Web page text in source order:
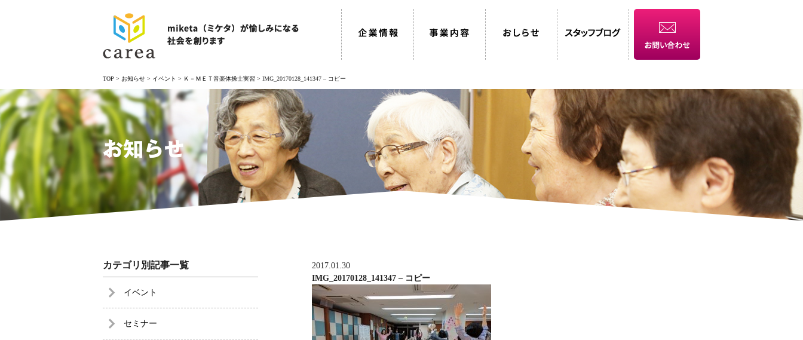
TOP > お知らせ > イベント > Ｋ－ＭＥＴ音楽体操士実習 > IMG_20170128_141347 – コピー
お知らせ
2017.01.30
IMG_20170128_141347 – コピー
カテゴリ別記事一覧
イベント
セミナー